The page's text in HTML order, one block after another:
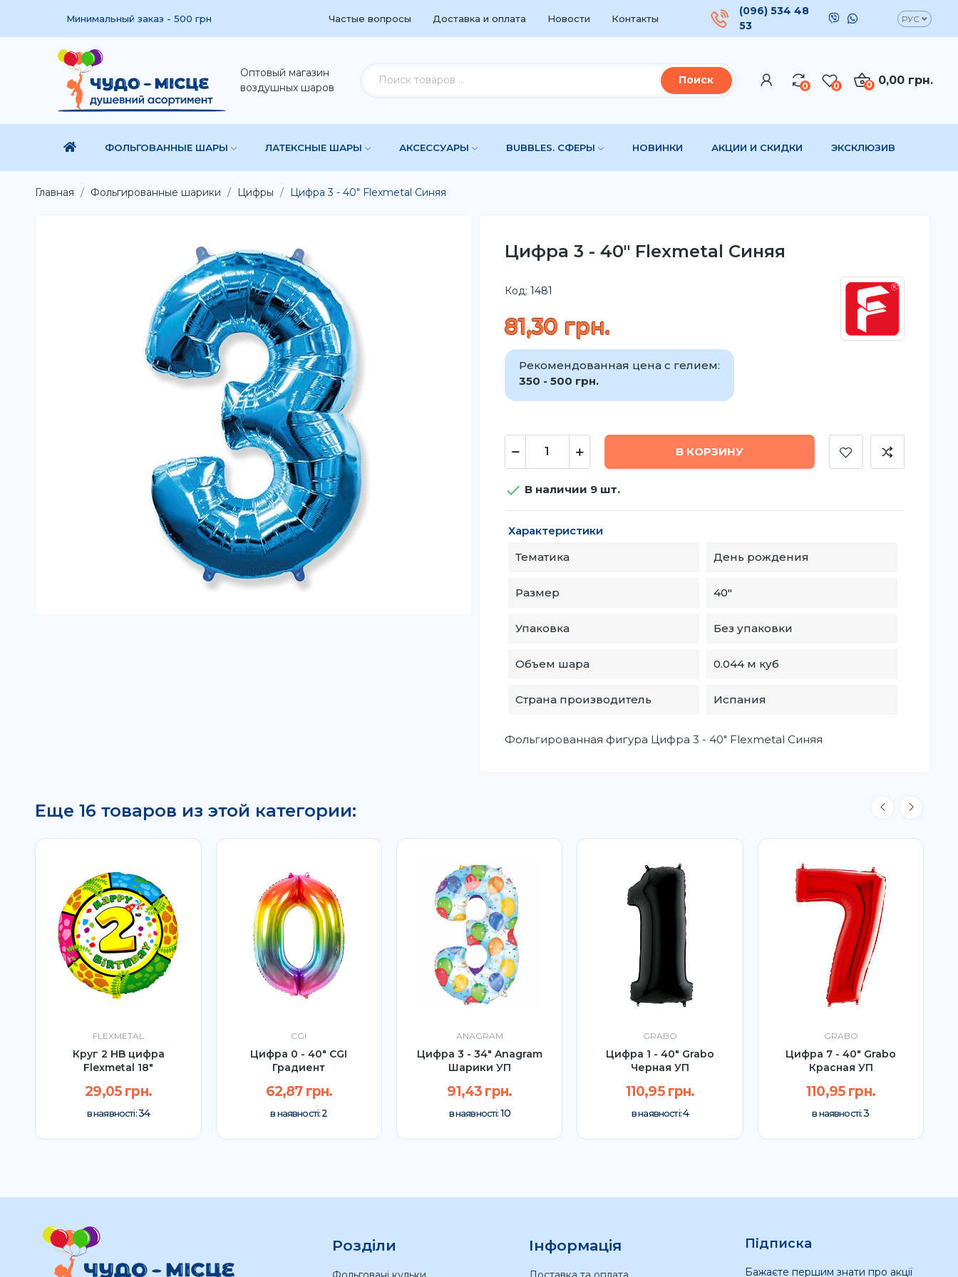
Минимальный заказ - 500 грн Частые вопросы Доставка и оплата Новости Контакты
(096) 534 48
53
РУС
Оптовый магазин
воздушных шаров
Поиск 0 0 0,00 грн.
0
ФОЛЬГОВАННЫЕ ШАРЫ ЛАТЕКСНЫЕ ШАРЫ АКСЕССУАРЫ BUBBLES. СФЕРЫ НОВИНКИ АКЦИИ И СКИДКИ ЭКСКЛЮЗИВ
Главная Фольгированные шарики Цифры Цифра 3 - 40" Flexmetal Синяя
Цифра 3 - 40" Flexmetal Синяя
Код: 1481
81,30 грн.
Рекомендованная цена с гелием:
350 - 500 грн.
В КОРЗИНУ
 В наличии 9 шт.
Характеристики
Тематика
День рождения
Размер 40"
Упаковка Без упаковки
Объем шара 0.044 м куб
Страна производитель Испания
Фольгированная фигура Цифра 3 - 40" Flexmetal Синяя
Еще 16 товаров из этой категории:
FLEXMETAL
Круг 2 HB цифра
Flexmetal 18"
29,05 грн.
в наявності:34
CGI
Цифра 0 - 40" CGI
Градиент
62,87 грн.
в наявності:2
ANAGRAM
Цифра 3 - 34" Anagram
Шарики УП
91,43 грн.
в наявності: 10
GRABO
Цифра 1 - 40" Grabo
Черная УП
110,95 грн.
в наявності:4
GRABO
Цифра 7 - 40" Grabo
Красная УП
110,95 грн.
в наявності:3
Розділи Інформація Підписка
Бажаєте першим знати про акції